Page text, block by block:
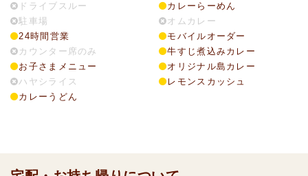
ドライブスルー
駐車場
24時間営業
カウンター席のみ
お子さまメニュー
ハヤシライス
カレーうどん
カレーらーめん
オムカレー
モバイルオーダー
牛すじ煮込みカレー
オリジナル島カレー
レモンスカッシュ